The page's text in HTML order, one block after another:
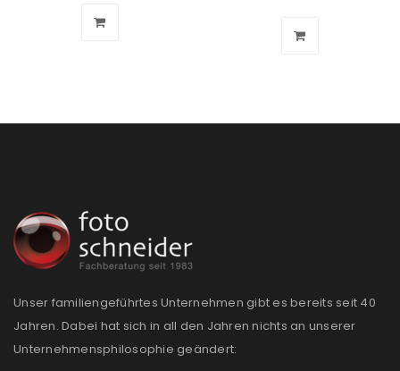
Unser familiengeführtes Unternehmen gibt es bereits seit 40
Jahren. Dabei hat sich in all den Jahren nichts an unserer
Unternehmensphilosophie geändert: